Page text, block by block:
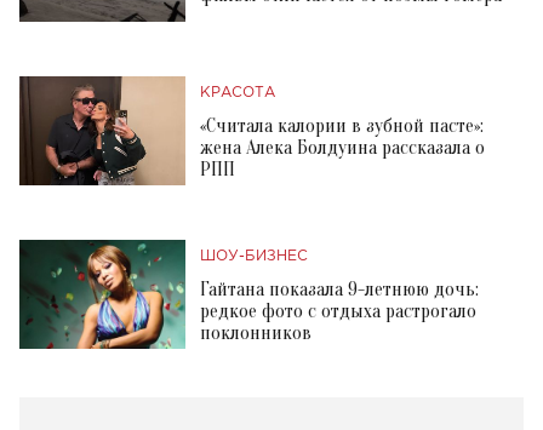
КРАСОТА
«Считала калории в зубной пасте»:
жена Алека Болдуина рассказала о
РПП
ШОУ-БИЗНЕС
Гайтана показала 9-летнюю дочь:
редкое фото с отдыха растрогало
поклонников